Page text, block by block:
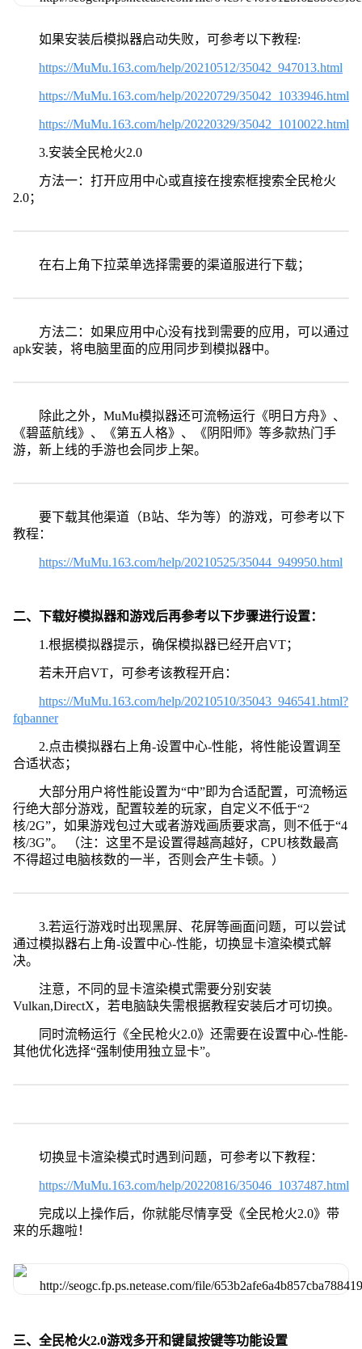
如果安装后模拟器启动失败，可参考以下教程:
https://MuMu.163.com/help/20210512/35042_947013.html
https://MuMu.163.com/help/20220729/35042_1033946.html
https://MuMu.163.com/help/20220329/35042_1010022.html
3.安装全民枪火2.0
方法一：打开应用中心或直接在搜索框搜索全民枪火
2.0；
在右上角下拉菜单选择需要的渠道服进行下载；
方法二：如果应用中心没有找到需要的应用，可以通过
apk安装，将电脑里面的应用同步到模拟器中。
除此之外，MuMu模拟器还可流畅运行《明日方舟》、
《碧蓝航线》、《第五人格》、《阴阳师》等多款热门手
游，新上线的手游也会同步上架。
要下载其他渠道（B站、华为等）的游戏，可参考以下
教程：
https://MuMu.163.com/help/20210525/35044_949950.html
二、下载好模拟器和游戏后再参考以下步骤进行设置：
1.根据模拟器提示，确保模拟器已经开启VT；
若未开启VT，可参考该教程开启：
https://MuMu.163.com/help/20210510/35043_946541.html?
fqbanner
2.点击模拟器右上角-设置中心-性能，将性能设置调至
合适状态；
大部分用户将性能设置为“中”即为合适配置，可流畅运
行绝大部分游戏，配置较差的玩家，自定义不低于“2
核/2G”，如果游戏包过大或者游戏画质要求高，则不低于“4
核/3G”。 （注：这里不是设置得越高越好，CPU核数最高
不得超过电脑核数的一半，否则会产生卡顿。）
3.若运行游戏时出现黑屏、花屏等画面问题，可以尝试
通过模拟器右上角-设置中心-性能，切换显卡渲染模式解
决。
注意，不同的显卡渲染模式需要分别安装
Vulkan,DirectX，若电脑缺失需根据教程安装后才可切换。
同时流畅运行《全民枪火2.0》还需要在设置中心-性能-
其他优化选择“强制使用独立显卡”。
切换显卡渲染模式时遇到问题，可参考以下教程：
https://MuMu.163.com/help/20220816/35046_1037487.html
完成以上操作后，你就能尽情享受《全民枪火2.0》带
来的乐趣啦！
三、全民枪火2.0游戏多开和键鼠按键等功能设置